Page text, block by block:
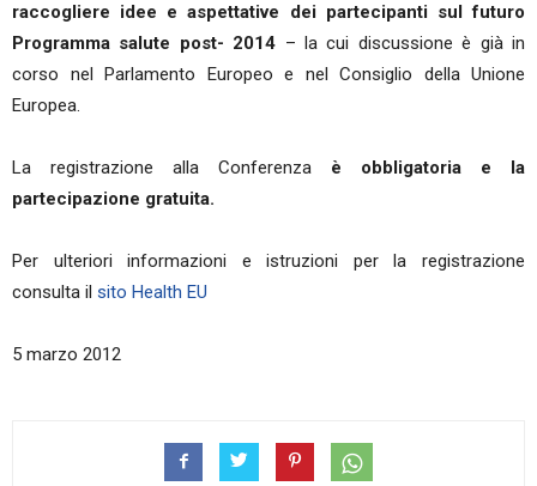
raccogliere idee e aspettative dei partecipanti sul futuro
Programma salute post- 2014 – la cui discussione è già in
corso nel Parlamento Europeo e nel Consiglio della Unione
Europea.
La registrazione alla Conferenza è obbligatoria e la
partecipazione gratuita.
Per ulteriori informazioni e istruzioni per la registrazione
consulta il sito Health EU
5 marzo 2012